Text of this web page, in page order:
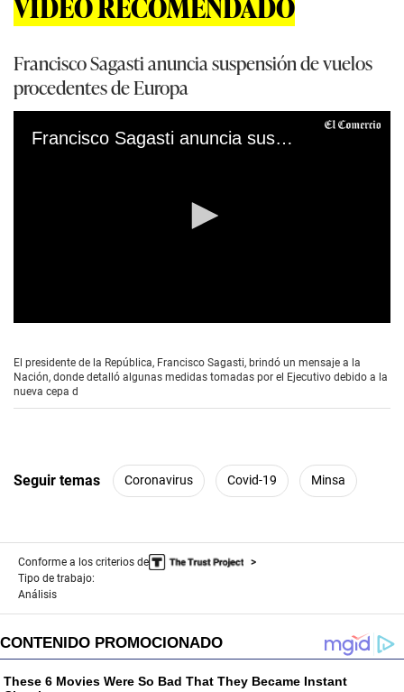
Francisco Sagasti anuncia suspensión de vuelos
procedentes de Europa
Francisco Sagasti anuncia suspensión de vuelos procedentes de Europa
e
c
o
3
m
t
e
s
4
9
e
c
o
El presidente de la República, Francisco Sagasti, brindó un mensaje a la
Nación, donde detalló algunas medidas tomadas por el Ejecutivo debido a la
nueva cepa d
Seguir temas Coronavirus Covid-19 Minsa
Conforme a los criterios de
Tipo de trabajo:
Análisis